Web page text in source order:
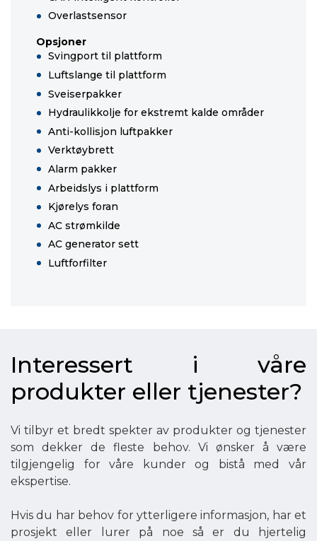
Overlastsensor
Opsjoner
Svingport til plattform
Luftslange til plattform
Sveiserpakker
Hydraulikkolje for ekstremt kalde områder
Anti-kollisjon luftpakker
Verktøybrett
Alarm pakker
Arbeidslys i plattform
Kjørelys foran
AC strømkilde
AC generator sett
Luftforfilter
Interessert i våre
produkter eller tjenester?
Vi tilbyr et bredt spekter av produkter og tjenester
som dekker de fleste behov. Vi ønsker å være
tilgjengelig for våre kunder og bistå med vår
ekspertise.
Hvis du har behov for ytterligere informasjon, har et
prosjekt eller lurer på noe så er du hjertelig